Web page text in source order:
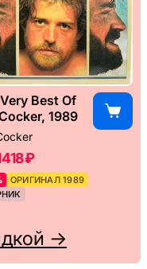
Best Of
1989
₽
ОРИГИНАЛ 1989
→